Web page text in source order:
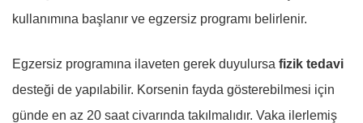
kullanımına başlanır ve egzersiz programı belirlenir.
Egzersiz programına ilaveten gerek duyulursa fizik tedavi
desteği de yapılabilir. Korsenin fayda gösterebilmesi için
günde en az 20 saat civarında takılmalıdır. Vaka ilerlemiş